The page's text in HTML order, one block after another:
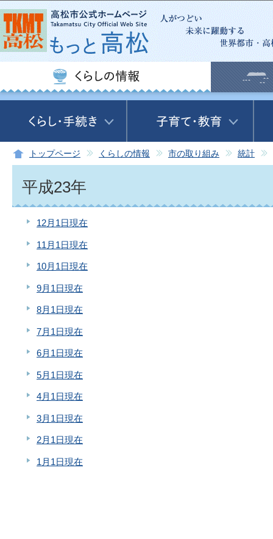
この
トップページ くらしの情報 市の取り組み 統計
平成23年
12月1日現在
11月1日現在
10月1日現在
9月1日現在
8月1日現在
7月1日現在
6月1日現在
5月1日現在
4月1日現在
3月1日現在
2月1日現在
1月1日現在